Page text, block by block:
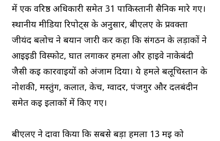
में एक वरिष्ठ अधिकारी समेत 31 पाकिस्तानी सैनिक मारे गए।
स्थानीय मीडिया रिपोर्ट्स के अनुसार, बीएलए के प्रवक्ता
जीयंद बलोच ने बयान जारी कर कहा कि संगठन के लड़ाकों ने
आईईडी विस्फोट, घात लगाकर हमला और हाईवे नाकेबंदी
जैसी कई कार्रवाइयों को अंजाम दिया। ये हमले बलूचिस्तान के
नोशकी, मस्तुंग, कलात, केच, ग्वादर, पंजगुर और दलबंदीन
समेत कई इलाकों में किए गए।
बीएलए ने दावा किया कि सबसे बड़ा हमला 13 मई को